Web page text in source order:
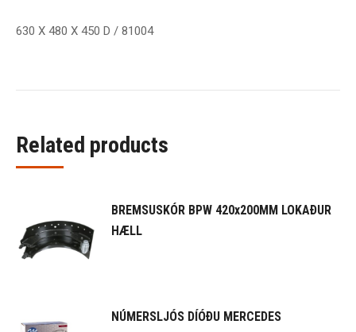
630 X 480 X 450 D / 81004
Related products
BREMSUSKÓR BPW 420x200MM LOKAÐUR
HÆLL
NÚMERSLJÓS DÍÓÐU MERCEDES